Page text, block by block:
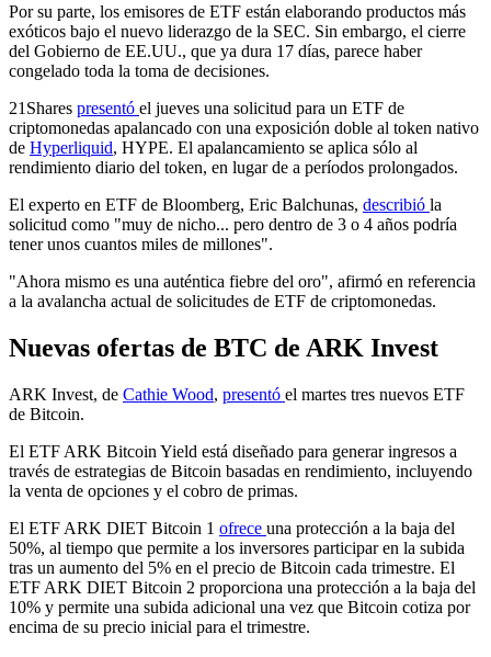
Por su parte, los emisores de ETF están elaborando productos más
exóticos bajo el nuevo liderazgo de la SEC. Sin embargo, el cierre
del Gobierno de EE.UU., que ya dura 17 días, parece haber
congelado toda la toma de decisiones.
21Shares presentó el jueves una solicitud para un ETF de
criptomonedas apalancado con una exposición doble al token nativo
de Hyperliquid, HYPE. El apalancamiento se aplica sólo al
rendimiento diario del token, en lugar de a períodos prolongados.
El experto en ETF de Bloomberg, Eric Balchunas, describió la
solicitud como "muy de nicho... pero dentro de 3 o 4 años podría
tener unos cuantos miles de millones".
"Ahora mismo es una auténtica fiebre del oro", afirmó en referencia
a la avalancha actual de solicitudes de ETF de criptomonedas.
Nuevas ofertas de BTC de ARK Invest
ARK Invest, de Cathie Wood, presentó el martes tres nuevos ETF
de Bitcoin.
El ETF ARK Bitcoin Yield está diseñado para generar ingresos a
través de estrategias de Bitcoin basadas en rendimiento, incluyendo
la venta de opciones y el cobro de primas.
El ETF ARK DIET Bitcoin 1 ofrece una protección a la baja del
50%, al tiempo que permite a los inversores participar en la subida
tras un aumento del 5% en el precio de Bitcoin cada trimestre. El
ETF ARK DIET Bitcoin 2 proporciona una protección a la baja del
10% y permite una subida adicional una vez que Bitcoin cotiza por
encima de su precio inicial para el trimestre.